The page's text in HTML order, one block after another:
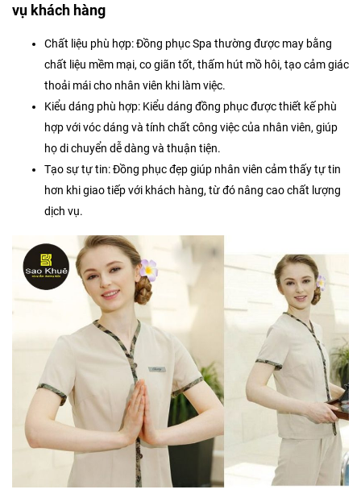
vụ khách hàng
Chất liệu phù hợp: Đồng phục Spa thường được may bằng
chất liệu mềm mại, co giãn tốt, thấm hút mồ hôi, tạo cảm giác
thoải mái cho nhân viên khi làm việc.
Kiểu dáng phù hợp: Kiểu dáng đồng phục được thiết kế phù
hợp với vóc dáng và tính chất công việc của nhân viên, giúp
họ di chuyển dễ dàng và thuận tiện.
Tạo sự tự tin: Đồng phục đẹp giúp nhân viên cảm thấy tự tin
hơn khi giao tiếp với khách hàng, từ đó nâng cao chất lượng
dịch vụ.